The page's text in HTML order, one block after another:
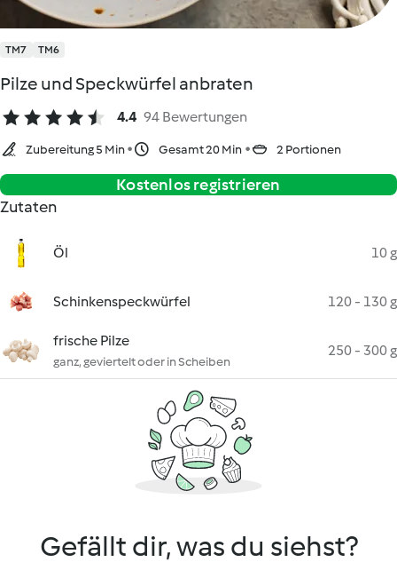
TM7 TM6
Pilze und Speckwürfel anbraten
4.4 94 Bewertungen
Zubereitung 5 Min Gesamt 20 Min 2 Portionen
Kostenlos registrieren
Zutaten
Öl 10 g
Schinkenspeckwürfel 120 - 130 g
frische Pilze
ganz, geviertelt oder in Scheiben
250 - 300 g
Gefällt dir, was du siehst?